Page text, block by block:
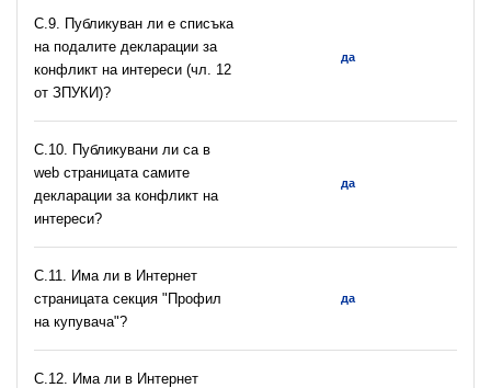
C.9. Публикуван ли е списъка
на подалите декларации за
конфликт на интереси (чл. 12
от ЗПУКИ)?
да
C.10. Публикувани ли са в
web страницата самите
декларации за конфликт на
интереси?
да
C.11. Има ли в Интернет
страницата секция "Профил
на купувача"?
да
С.12. Има ли в Интернет